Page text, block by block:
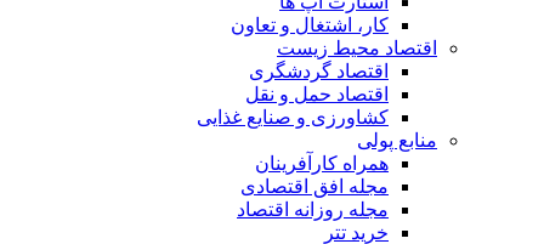
کار، اشتغال و تعاون
اقتصاد محیط زیست
اقتصاد گردشگری
اقتصاد حمل و نقل
کشاورزی و صنایع غذایی
منابع پولی
همراه کارآفرینان
مجله افق اقتصادی
مجله روزانه اقتصاد
خرید تتر